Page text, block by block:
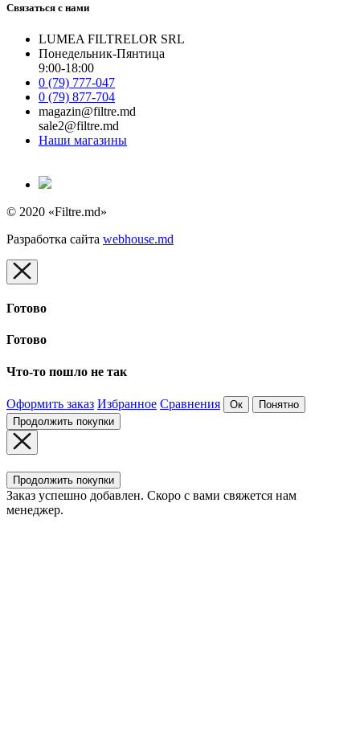
Связаться с нами
LUMEA FILTRELOR SRL
Понедельник-Пянтица
9:00-18:00
0 (79) 777-047
0 (79) 877-704
magazin@filtre.md
sale2@filtre.md
Наши магазины
© 2020 «Filtre.md»
Разработка сайта webhouse.md
Готово
Готово
Что-то пошло не так
Оформить заказ Избранное Сравнения Ок
Понятно
Продолжить покупки
Продолжить покупки
Заказ успешно добавлен. Скоро с вами свяжется нам
менеджер.